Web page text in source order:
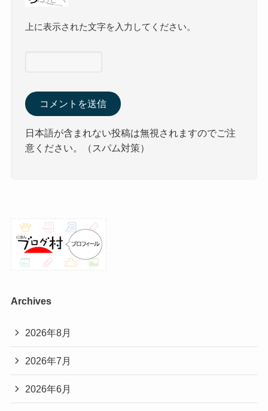
上に表示された文字を入力してください。
日本語が含まれない投稿は無視されますのでご注
意ください。（スパム対策）
Archives
2026年8月
2026年7月
2026年6月